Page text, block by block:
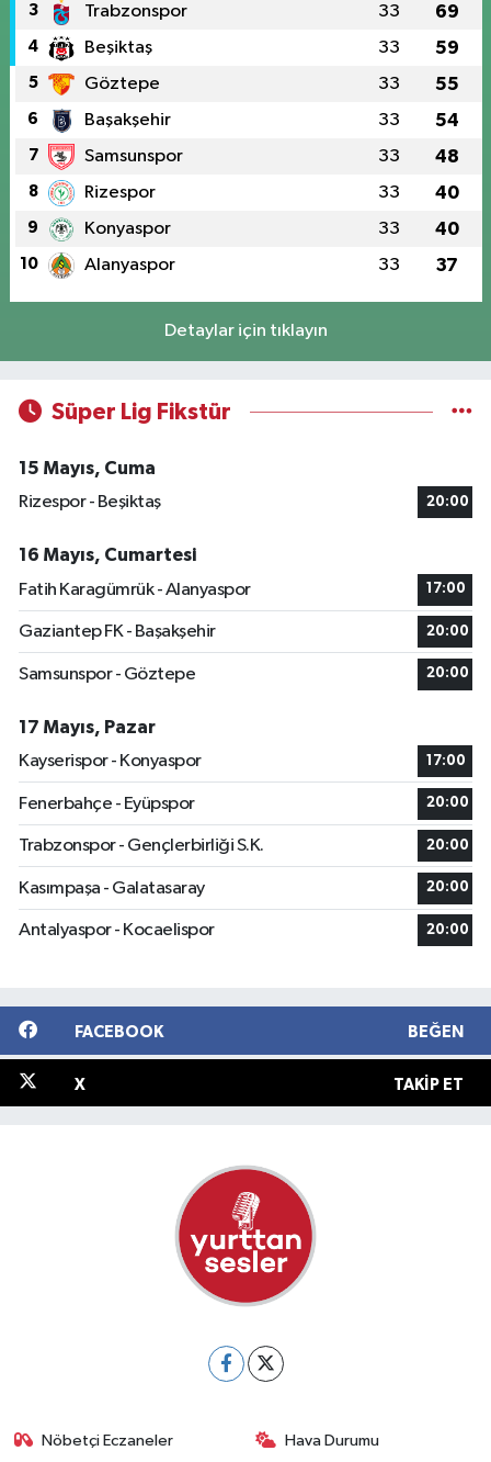
3 Trabzonspor 33 69
4 Beşiktaş 33 59
5 Göztepe 33 55
6 Başakşehir 33 54
7 Samsunspor 33 48
8 Rizespor 33 40
9 Konyaspor 33 40
10 Alanyaspor 33 37
Detaylar için tıklayın
Süper Lig Fikstür
15 Mayıs, Cuma
Rizespor - Beşiktaş
20:00
16 Mayıs, Cumartesi
Fatih Karagümrük - Alanyaspor
17:00
Gaziantep FK - Başakşehir 20:00
Samsunspor - Göztepe 20:00
17 Mayıs, Pazar
Kayserispor - Konyaspor
17:00
Fenerbahçe - Eyüpspor 20:00
Trabzonspor - Gençlerbirliği S.K. 20:00
Kasımpaşa - Galatasaray 20:00
Antalyaspor - Kocaelispor 20:00
FACEBOOK BEĞEN
X TAKIP ET
Nöbetçi Eczaneler Hava Durumu